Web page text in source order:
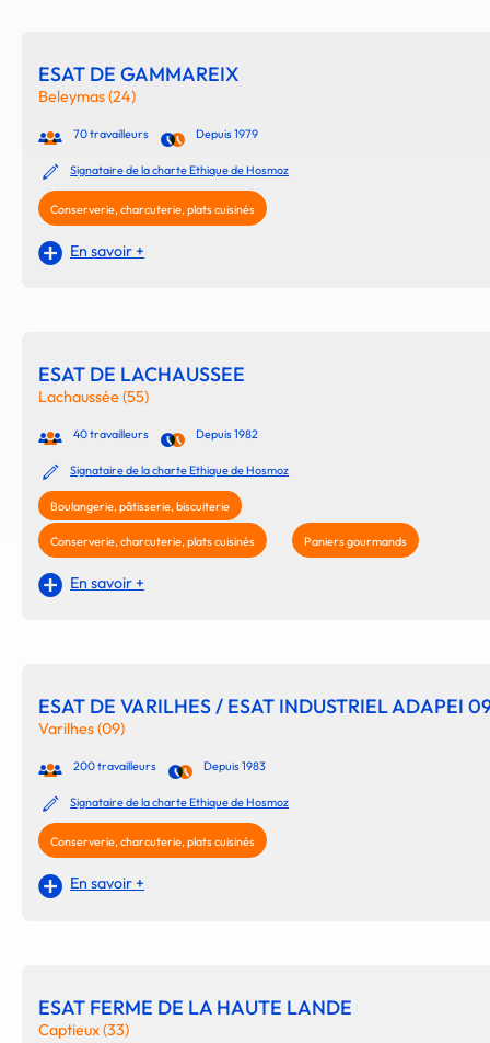
ESAT DE GAMMAREIX
Beleymas (24)
70 travailleurs Depuis 1979
Signataire de la charte Ethique de Hosmoz
Conserverie, charcuterie, plats cuisinés
En savoir +
ESAT DE LACHAUSSEE
Lachaussée (55)
40 travailleurs Depuis 1982
Signataire de la charte Ethique de Hosmoz
Boulangerie, pâtisserie, biscuiterie
Conserverie, charcuterie, plats cuisinés Paniers gourmands
En savoir +
ESAT DE VARILHES / ESAT INDUSTRIEL ADAPEI
Varilhes (09)
200 travailleurs Depuis 1983
Signataire de la charte Ethique de Hosmoz
Conserverie, charcuterie, plats cuisinés
En savoir +
ESAT FERME DE LA HAUTE LANDE
Captieux (33)